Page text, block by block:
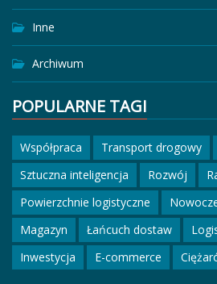
Inne
Archiwum
POPULARNE TAGI
Współpraca Transport drogowy
Sztuczna inteligencja
Rozwój
Powierzchnie logistyczne
Magazyn
Łańcuch dostaw
Inwestycja
E-commerce